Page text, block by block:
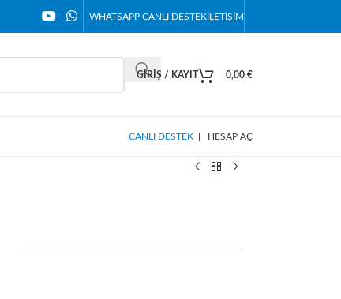
WHATSAPP CANLI DESTEKİLETIŞIM
GIRIŞ / KAYIT 0,00 €
CANLI DESTEK HESAP AÇ